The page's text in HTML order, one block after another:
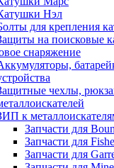
Нэл
для крепления
на поисковые
снаряжение
чехлы,
к
Запчасти для
Запчасти для
Запчасти для